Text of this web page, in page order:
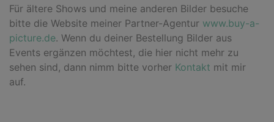
Für ältere Shows und meine anderen Bilder besuche
bitte die Website meiner Partner-Agentur www.buy-a-
picture.de. Wenn du deiner Bestellung Bilder aus
Events ergänzen möchtest, die hier nicht mehr zu
sehen sind, dann nimm bitte vorher Kontakt mit mir
auf.